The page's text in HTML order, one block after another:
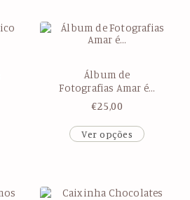
Álbum de
Fotografias Amar é…
€25,00
Ver opções